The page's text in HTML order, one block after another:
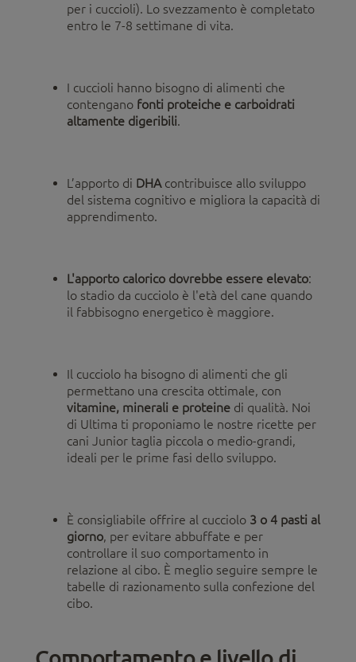
per i cuccioli). Lo svezzamento è completato
entro le 7-8 settimane di vita.
I cuccioli hanno bisogno di alimenti che
contengano fonti proteiche e carboidrati
altamente digeribili.
L’apporto di DHAcontribuisce allo sviluppo
del sistema cognitivo e migliora la capacità di
apprendimento.
L'apporto calorico dovrebbe essere elevato:
lo stadio da cucciolo è l'età del cane quando
il fabbisogno energetico è maggiore.
Il cucciolo ha bisogno di alimenti che gli
permettano una crescita ottimale, con
vitamine, minerali e proteine di qualità. Noi
di Ultima ti proponiamo le nostre ricette per
cani Junior taglia piccola o medio-grandi,
ideali per le prime fasi dello sviluppo.
È consigliabile offrire al cucciolo 3 o 4 pasti al
giorno, per evitare abbuffate e per
controllare il suo comportamento in
relazione al cibo. È meglio seguire sempre le
tabelle di razionamento sulla confezione del
cibo.